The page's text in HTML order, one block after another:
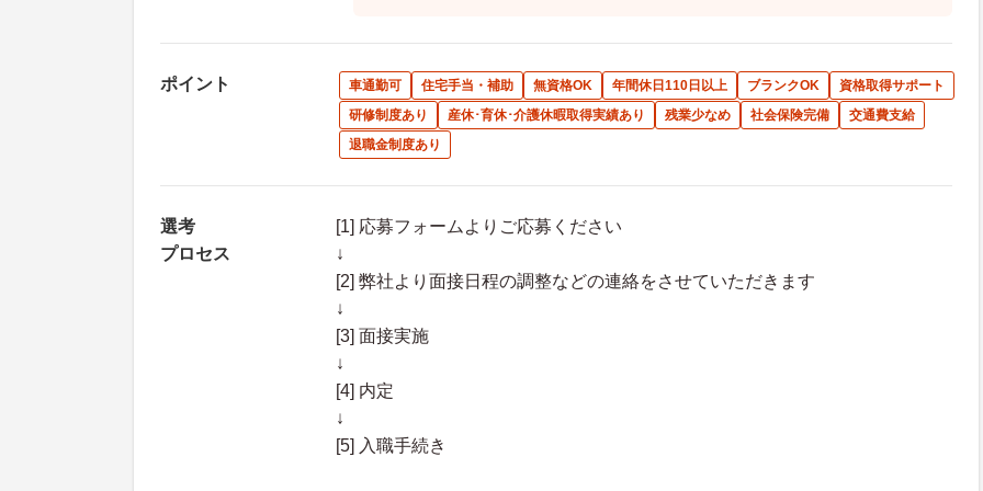
ポイント 車通勤可 住宅手当・補助 無資格OK 年間休日110日以上 ブランクOK
資格取得サポート
研修制度あり
産休･育休･介護休暇取得実績あり 残業少なめ 社会保険完備
交通費支給
退職金制度あり
選考
プロセス
[1] 応募フォームよりご応募ください
↓
[2] 弊社より面接日程の調整などの連絡をさせていただきます
↓
[3] 面接実施
↓
[4] 内定
↓
[5] 入職手続き